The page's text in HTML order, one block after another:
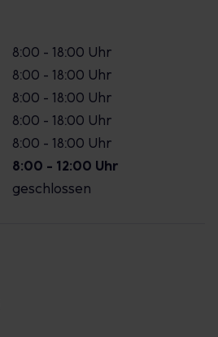
8:00 - 18:00 Uhr
8:00 - 18:00 Uhr
8:00 - 18:00 Uhr
8:00 - 18:00 Uhr
8:00 - 18:00 Uhr
8:00 - 12:00 Uhr
geschlossen